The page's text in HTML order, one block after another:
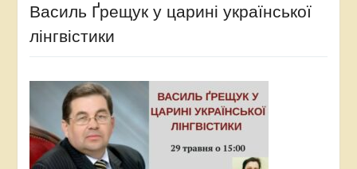
Василь Ґрещук у царині української
лінгвістики